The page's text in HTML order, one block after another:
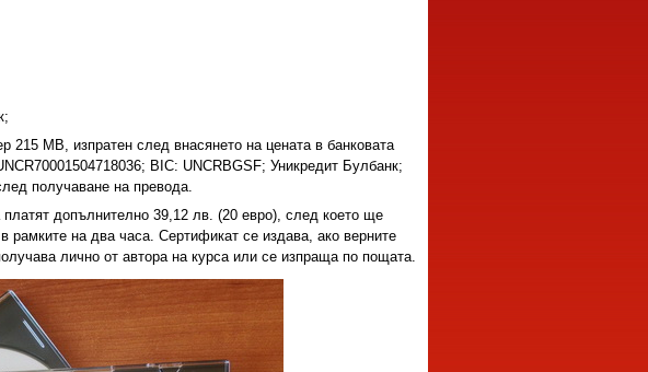
МВ, изпратен след внасянето на цената в банковата
BIC: UNCRBGSF; Уникредит Булбанк;
получаване на превода.
допълнително 39,12 лв. (20 евро), след което ще
рамките на два часа. Сертификат се издава, ако верните
лично от автора на курса или се изпраща по пощата.